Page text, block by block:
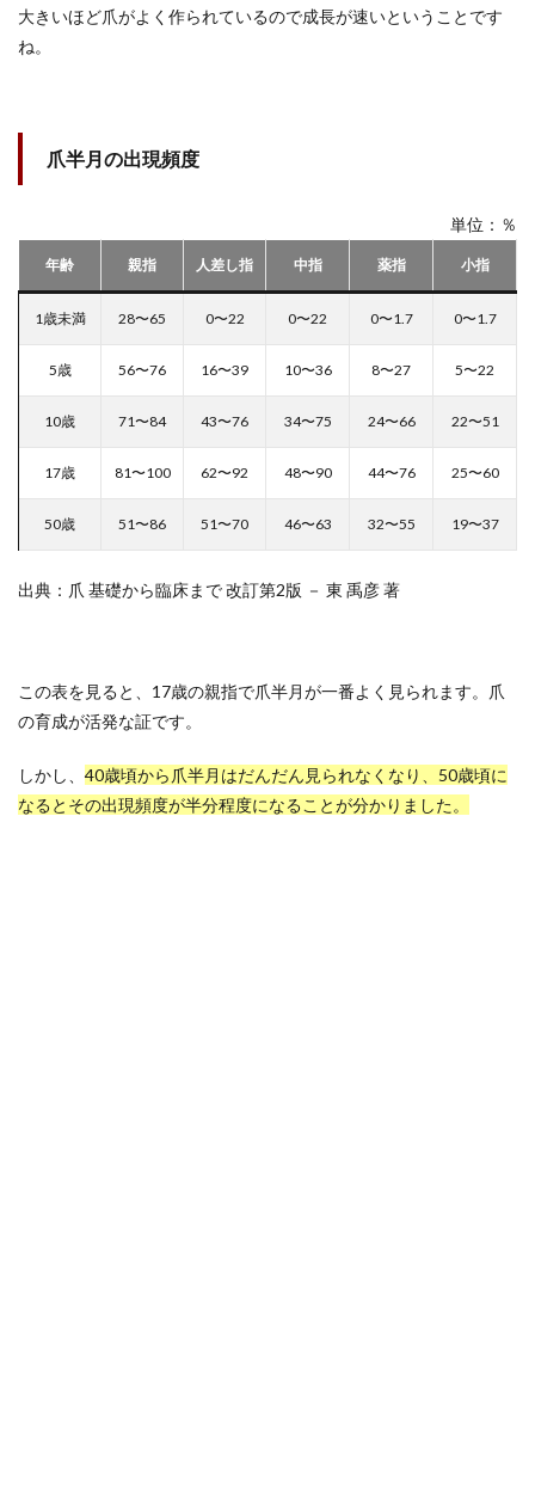
大きいほど爪がよく作られているので成長が速いということです
ね。
爪半月の出現頻度
単位：％
年齢 親指 人差し指 中指 薬指 小指
1歳未満 28〜65 0〜22 0〜22 0〜1.7 0〜1.7
5歳 56〜76 16〜39 10〜36 8〜27 5〜22
10歳 71〜84 43〜76 34〜75 24〜66 22〜51
17歳 81〜100 62〜92 48〜90 44〜76 25〜60
50歳 51〜86 51〜70 46〜63 32〜55 19〜37
出典：爪 基礎から臨床まで 改訂第2版 － 東 禹彦 著
この表を見ると、17歳の親指で爪半月が一番よく見られます。爪
の育成が活発な証です。
しかし、 40歳頃から爪半月はだんだん見られなくなり、50歳頃に
なるとその出現頻度が半分程度になることが分かりました。